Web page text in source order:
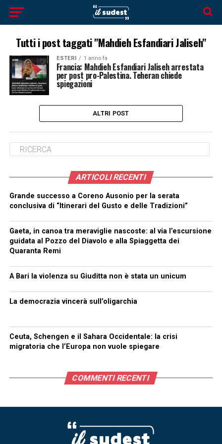
Tutti i post taggati "Mahdieh Esfandiari Jaliseh"
ESTERI 1 anno fa
Francia: Mahdieh Esfandiari Jaliseh arrestata
per post pro-Palestina. Teheran chiede
spiegazioni
ALTRI POST
ARTICOLI RECENTI
Grande successo a Coreno Ausonio per la serata
conclusiva di “Itinerari del Gusto e delle Tradizioni”
Gaeta, in canoa tra meraviglie nascoste: al via l’escursione
guidata al Pozzo del Diavolo e alla Spiaggetta dei
Quaranta Remi
A Bari la violenza su Giuditta non è stata un unicum
La democrazia vincerà sull’oligarchia
Ceuta, Schengen e il Sahara Occidentale: la crisi
migratoria che l’Europa non vuole spiegare
COMMENTI RECENTI